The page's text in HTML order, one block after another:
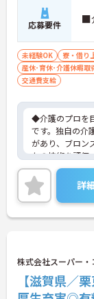
応募要件 ■
未経験OK 寮・借り
産休･育休･介護休暇取
交通費支給
◆介護のプロを
です。独自の介
があり、ブロン
たの技術を評価
れます。
◆スタッフ同士
スバッジ」とい
マホやパソコン
「ありがとう」
些細なことで
風通しが良く
また、「もっと
現場の小さなア
目から誰でもい
詳
株式会社スーパー
【滋賀県／